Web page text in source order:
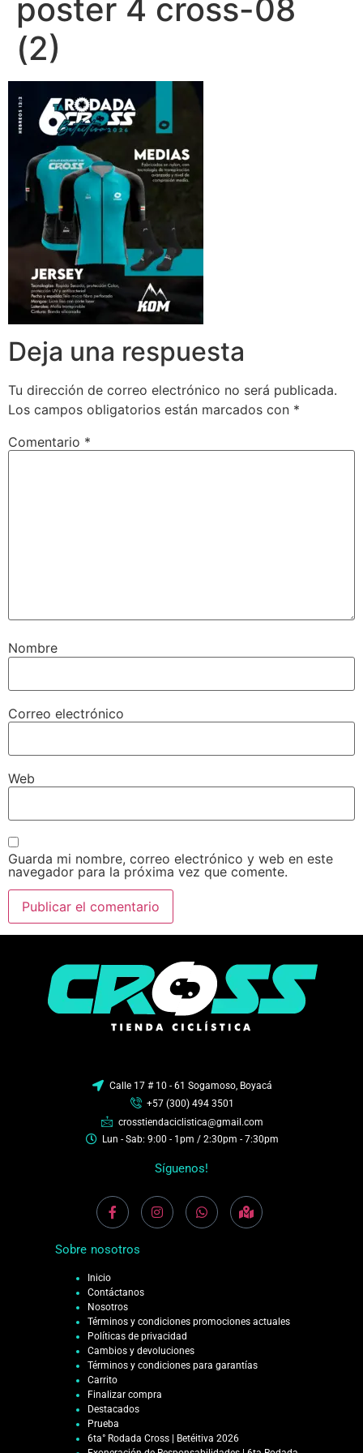
poster 4 cross-08
(2)
Deja una respuesta
Tu dirección de correo electrónico no será publicada.
Los campos obligatorios están marcados con *
Comentario *
Nombre
Correo electrónico
Web
Guarda mi nombre, correo electrónico y web en este
navegador para la próxima vez que comente.
Calle 17 # 10 - 61 Sogamoso, Boyacá
+57 (300) 494 3501
crosstiendaciclistica@gmail.com
Lun - Sab: 9:00 - 1pm / 2:30pm - 7:30pm
Síguenos!
Sobre nosotros
Inicio
Contáctanos
Nosotros
Términos y condiciones promociones actuales
Políticas de privacidad
Cambios y devoluciones
Términos y condiciones para garantías
Carrito
Finalizar compra
Destacados
Prueba
6ta° Rodada Cross | Betéitiva 2026